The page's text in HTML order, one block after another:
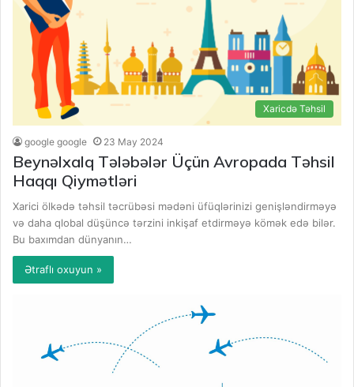
Xaricdə Təhsil
google google 23 May 2024
Beynəlxalq Tələbələr Üçün Avropada Təhsil
Haqqı Qiymətləri
Xarici ölkədə təhsil təcrübəsi mədəni üfüqlərinizi genişləndirməyə
və daha qlobal düşüncə tərzini inkişaf etdirməyə kömək edə bilər.
Bu baxımdan dünyanın…
Ətraflı oxuyun »